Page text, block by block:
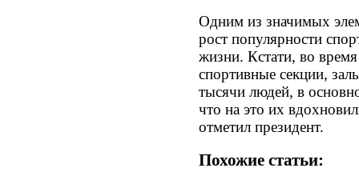
Одним из значимых
рост популярности
жизни. Кстати, во
спортивные секции,
тысячи людей, в
что на это их
отметил президент.
Похожие статьи: